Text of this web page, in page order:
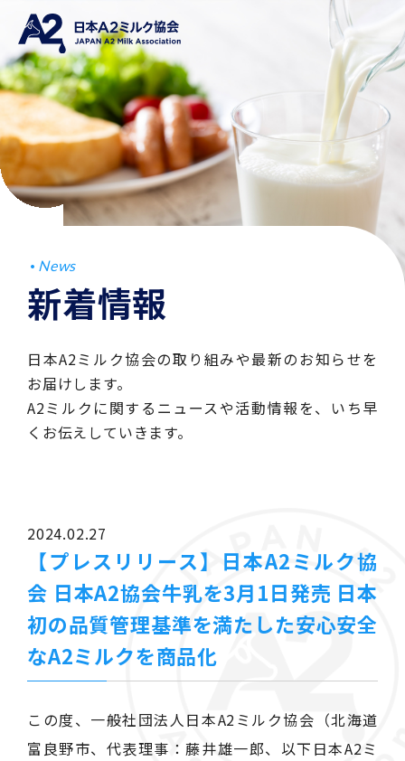
News
新着情報
日本A2ミルク協会の取り組みや最新のお知らせを
お届けします。
A2ミルクに関するニュースや活動情報を、いち早
くお伝えしていきます。
2024.02.27
【プレスリリース】日本A2ミルク協
会 日本A2協会牛乳を3月1日発売 日本
初の品質管理基準を満たした安心安全
なA2ミルクを商品化
この度、一般社団法人日本A2ミルク協会（北海道
富良野市、代表理事：藤井雄一郎、以下日本A2ミ